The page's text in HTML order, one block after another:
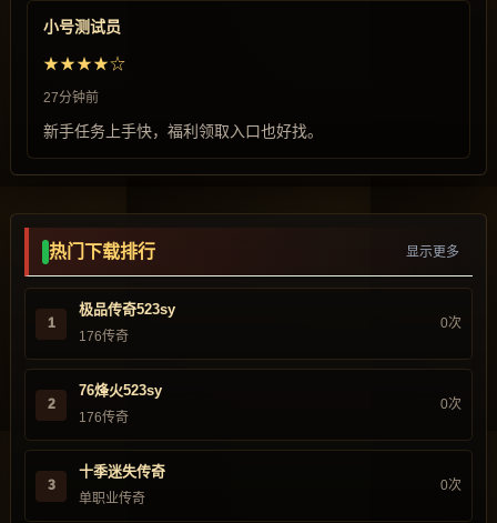
小号测试员
★★★★☆
27分钟前
新手任务上手快，福利领取入口也好找。
热门下载排行 显示更多
1
极品传奇523sy
176传奇
0次
2
76烽火523sy
176传奇
0次
3
十季迷失传奇
单职业传奇
0次